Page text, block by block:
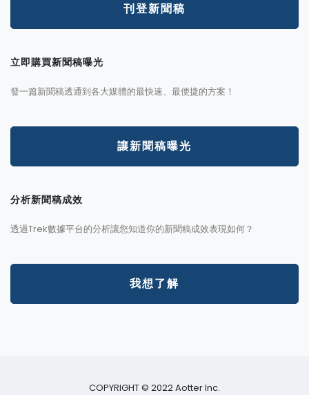
刊登新聞稿
立即購買新聞稿曝光
發一篇新聞稿透通到各大媒體的最快速、最便捷的方案！
讓新聞稿曝光
分析新聞稿成效
透過Trek數據平台的分析讓您知道你的新聞稿成效表現如何？
我想了解
COPYRIGHT © 2022 Aotter Inc.